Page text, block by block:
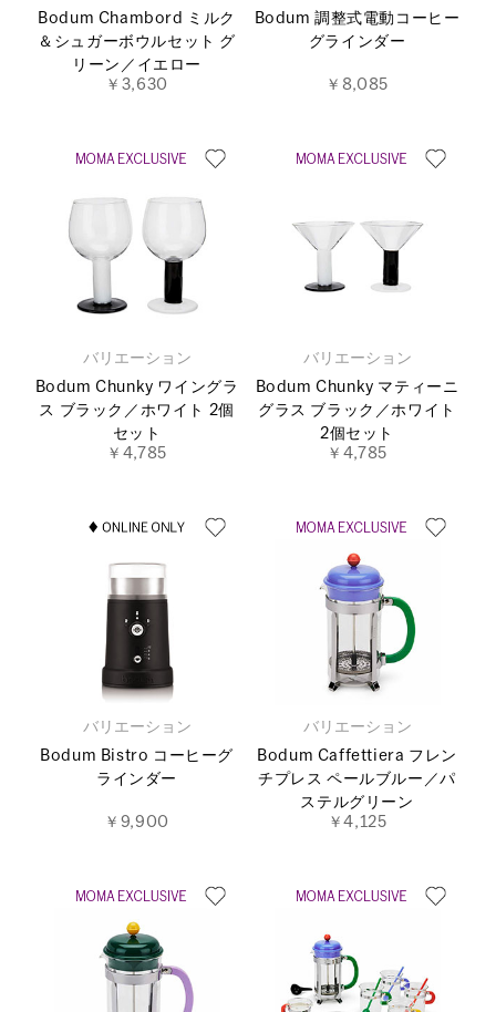
Bodum Chambord ミルク
＆シュガーボウルセット グ
リーン／イエロー
￥3,630
Bodum 調整式電動コーヒー
グラインダー
￥8,085
バリエーション
Bodum Chunky ワイングラ
ス ブラック／ホワイト 2個
セット
￥4,785
バリエーション
Bodum Chunky マティーニ
グラス ブラック／ホワイト
2個セット
￥4,785
バリエーション
Bodum Bistro コーヒーグ
ラインダー
￥9,900
バリエーション
Bodum Caffettiera フレン
チプレス ペールブルー／パ
ステルグリーン
￥4,125